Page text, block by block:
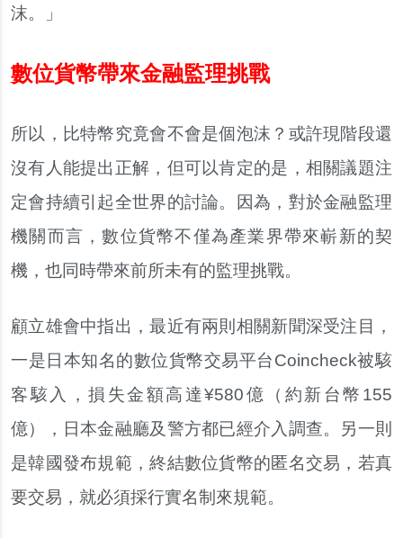
沫。」
數位貨幣帶來金融監理挑戰
所以，比特幣究竟會不會是個泡沫？或許現階段還
沒有人能提出正解，但可以肯定的是，相關議題注
定會持續引起全世界的討論。因為，對於金融監理
機關而言，數位貨幣不僅為產業界帶來嶄新的契
機，也同時帶來前所未有的監理挑戰。
顧立雄會中指出，最近有兩則相關新聞深受注目，
一是日本知名的數位貨幣交易平台Coincheck被駭
客駭入，損失金額高達¥580億（約新台幣155
億），日本金融廳及警方都已經介入調查。另一則
是韓國發布規範，終結數位貨幣的匿名交易，若真
要交易，就必須採行實名制來規範。